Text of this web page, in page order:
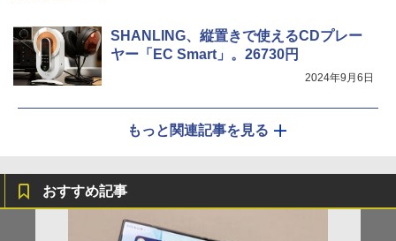
SHANLING、縦置きで使えるCDプレー
ヤー「EC Smart」。26730円
2024年9月6日
もっと関連記事を見る
おすすめ記事